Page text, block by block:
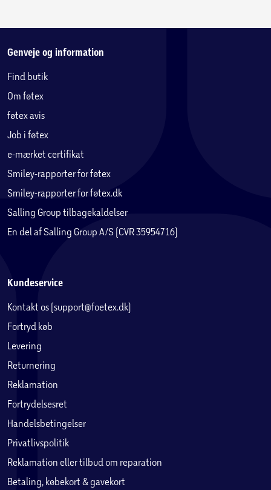
Genveje og information
Find butik
Om føtex
føtex avis
Job i føtex
e-mærket certifikat
Smiley-rapporter for føtex
Smiley-rapporter for føtex.dk
Salling Group tilbagekaldelser
En del af Salling Group A/S (CVR 35954716)
Kundeservice
Kontakt os (support@foetex.dk)
Fortryd køb
Levering
Returnering
Reklamation
Fortrydelsesret
Handelsbetingelser
Privatlivspolitik
Reklamation eller tilbud om reparation
Betaling, købekort & gavekort